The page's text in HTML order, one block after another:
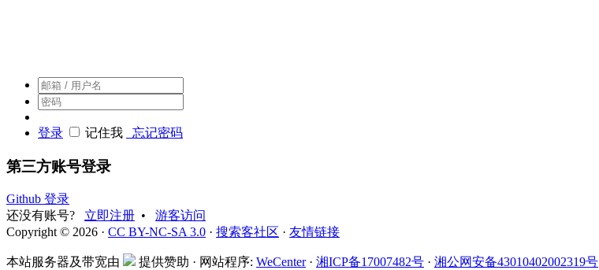
登录 记住我 忘记密码
第三方账号登录
Github 登录
还没有账号?
立即注册 • 游客访问
Copyright © 2026 · CC BY-NC-SA 3.0 · 搜索客社区 · 友情链接
本站服务器及带宽由 提供赞助 · 网站程序: WeCenter· 湘ICP备17007482号 · 湘公网安备43010402002319号